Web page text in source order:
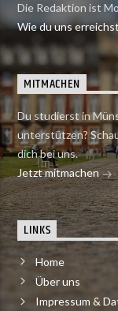
Die Redaktion ist
Wie du uns
MITMACHEN
Du studierst in
unterstützen?
dich bei uns.
Jetzt mitmachen
LINKS
Home
Über uns
Impressum &